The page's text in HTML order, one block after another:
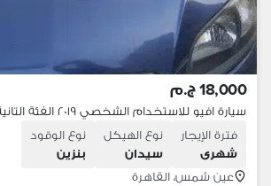
18,000 ج.م
فترة الإيجار
شهرى
نوع الهيكل
سيدان
نوع الوقود
بنزين
عين شمس، القاهرة